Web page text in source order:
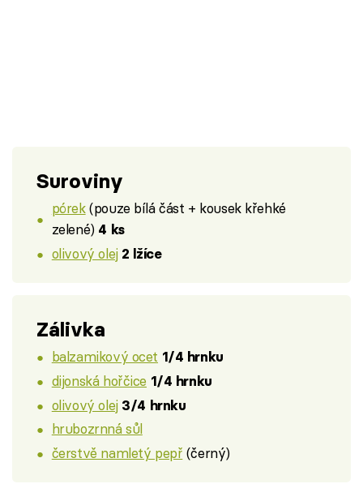
Suroviny
pórek(pouze bílá část + kousek křehké
zelené) 4 ks
olivový olej 2 lžíce
Zálivka
balzamikový ocet 1/4 hrnku
dijonská hořčice 1/4 hrnku
olivový olej 3/4 hrnku
hrubozrnná sůl
čerstvě namletý pepř (černý)